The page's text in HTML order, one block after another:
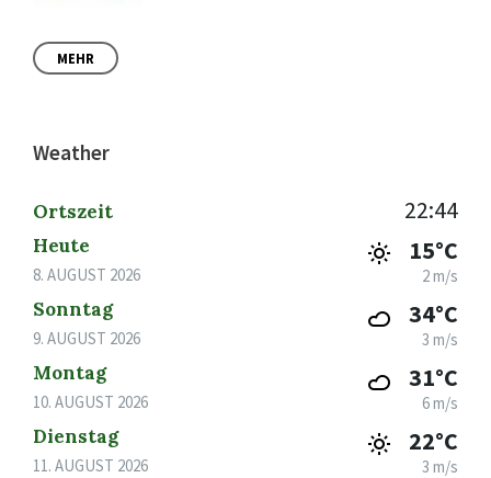
MEHR
Weather
Ortszeit 22:44
Heute
8. AUGUST 2026
15°C
2 m/s
Sonntag
9. AUGUST 2026
34°C
3 m/s
Montag
10. AUGUST 2026
31°C
6 m/s
Dienstag
11. AUGUST 2026
22°C
3 m/s